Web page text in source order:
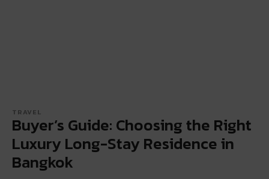
TRAVEL
Buyer’s Guide: Choosing the Right
Luxury Long-Stay Residence in
Bangkok